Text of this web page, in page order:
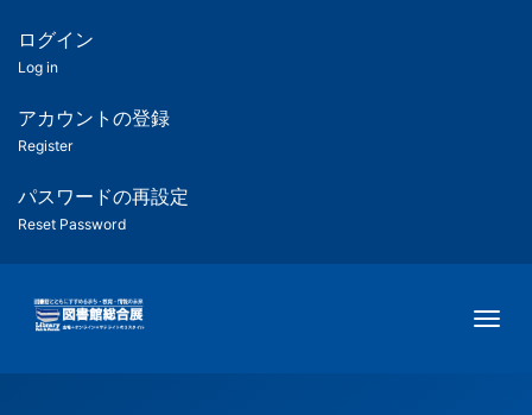
ツ
匿
名
ユ
ー
ー
用
メ
ログイン
Log in
アカウントの登録
Register
パスワードの再設定
Reset Password